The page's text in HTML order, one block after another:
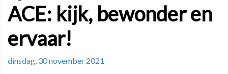
ACE: kijk, bewonder en
ervaar!
dinsdag, 30 november 2021